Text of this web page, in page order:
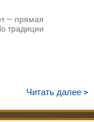
— прямая
традиции
Читать далее >